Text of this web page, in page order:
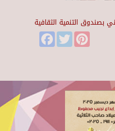
بصندوق التنمية الثقافية
FacebookTwitter